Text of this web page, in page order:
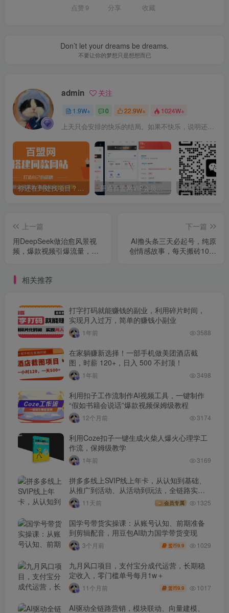
点赞 9 分享 收藏
Don’t let your dreams be dreams.
不要让你的梦想只是想想而已
admin 关注
1.9W+ 0 22.9W+ 1024W+
上天只会安排的快乐的结局。如果不快乐，说明还不是最后结局
你还在到处找项目？还在当韭菜？我靠卖项目一个月收入5万+，曾经我也是个失败者。 开通百盟网VIP会员，尊享全站资源免费下载，享70%的推广提成！！【限时五折优惠】
上一篇
用DeepSeek做治愈风景视
频，爆款视频引爆流量，单
下一篇
AI撸头条三天必起号，纯原
创情感故事，每天搬砖10分
相关推荐
打字打码就能赚钱的副业，利用碎片时间，
实现月入过万，简单的赚钱小副业
1年前 3588
在家躺赚新选择！一部手机做美团酒店截
图，时薪 120+，日入 500 不封顶！
1年前 3498
利用扣子工作流制作AI视频工具，一键制作
“假如书籍会说话”爆款视频保姆级教程
12个月前 3174
利用Coze扣子一键生成火柴人爆火心理学工
作流，保姆级教学
1年前 3169
拼多多线上SVIP线上年卡，从认知到基础、
从推广到活动、从活动到玩法，全链路实战
(260730)
11天前 会员专属 1325
国学号带货实操课：从账号认知、前期准备
到剪辑配音，用豆包AI助力国学带货变现
3个月前 盟币9.9 1029
九月风口项目，支付宝分成代运营，长期稳
定收入，零门槛单号每月1w＋
11个月前 盟币9.9 1017
AI驱动全链路营销，模块联动、向量建模、